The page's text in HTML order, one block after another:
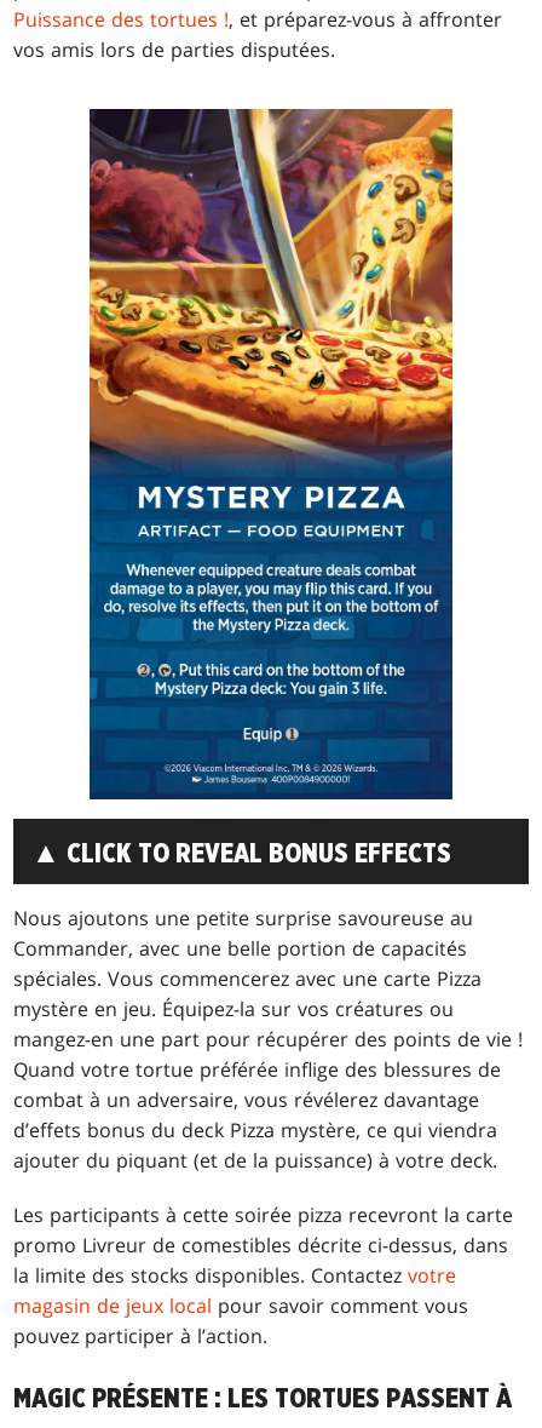
Puissance des tortues !, et préparez-vous à affronter
vos amis lors de parties disputées.
▲ CLICK TO REVEAL BONUS EFFECTS
Nous ajoutons une petite surprise savoureuse au
Commander, avec une belle portion de capacités
spéciales. Vous commencerez avec une carte Pizza
mystère en jeu. Équipez-la sur vos créatures ou
mangez-en une part pour récupérer des points de vie !
Quand votre tortue préférée inflige des blessures de
combat à un adversaire, vous révélerez davantage
d’effets bonus du deck Pizza mystère, ce qui viendra
ajouter du piquant (et de la puissance) à votre deck.
Les participants à cette soirée pizza recevront la carte
promo Livreur de comestibles décrite ci-dessus, dans
la limite des stocks disponibles. Contactezvotre
magasin de jeux local pour savoir comment vous
pouvez participer à l’action.
MAGIC PRÉSENTE : LES TORTUES PASSENT À